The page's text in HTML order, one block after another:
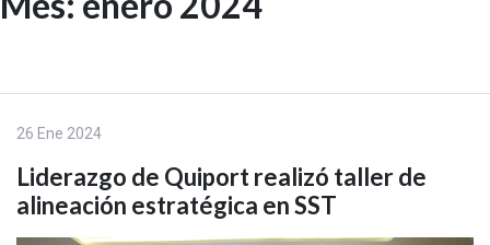
Skip
26 Ene 2024
Liderazgo de Quiport realizó taller de
alineación estratégica en SST